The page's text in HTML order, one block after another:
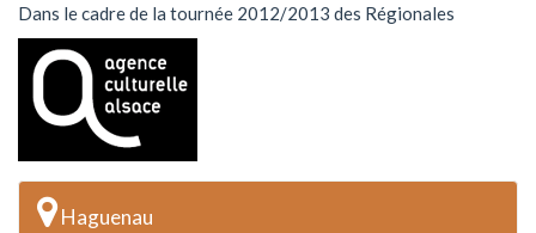
Dans le cadre de la tournée 2012/2013 des Régionales
Haguenau